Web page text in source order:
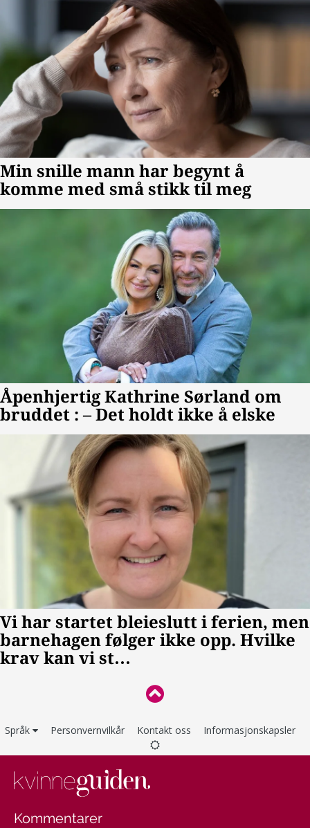
Språk Personvernvilkår Kontakt oss Informasjonskapsler
Kommentarer